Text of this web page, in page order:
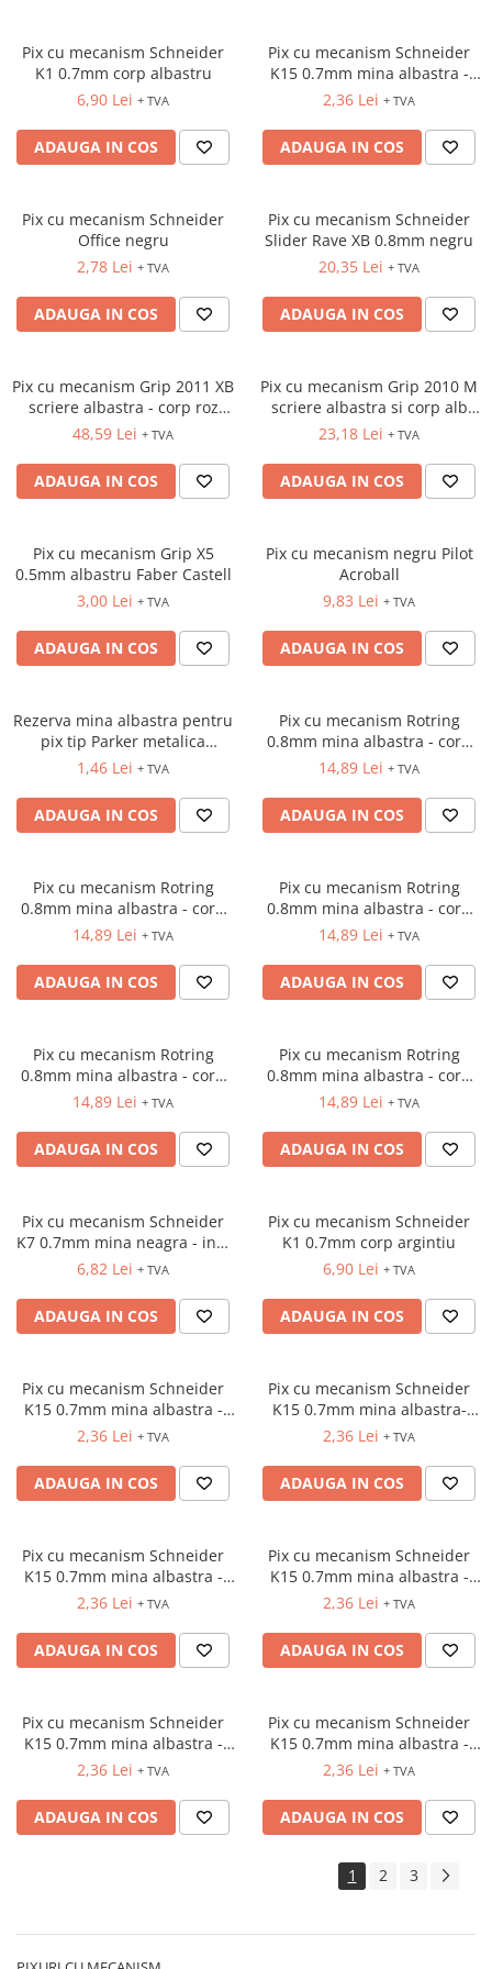
PLICURI PENTRU CORESPONDENTA,
DOCUMENTE & SPECIALE
ETICHETE AUTOADEZIVE
CUBURI DIN HARTIE & CUBURI
NOTES
PERFORATOARE
CAPSATOARE & DECAPSATOARE
CAPSE & SUPORTURI
TAVITE & SUPORT PENTRU
SUPORT ACCESORII PENTRU SCRIS
BANDA ADEZIVA & DISPENCERE
FOARFECI
CUTTERE
TUS/TUSIRE & STAMPILE
INSTRUMENTE DE SCRIS &
CORECTURA
INSTRUMENTE DE SCRIS DE
CALITATE SUPERIOARA
PIXURI CU MECANISM
PIXURI FARA MECANISM
MARKERE CU VOPSEA
MARKERE SPECIALE
TEXTMARKERE
CREIOANE MECANICE & REZERVE
CREIOANE CLASICE & ASCUTITORI
INSTRUMENTE PENTRU
COMUNICARE & PREZENTARE
FLIPCHART
SISTEME DE AFISARE SI DE
PREZENTARE
TABLE DE CONFERINTA
VIDEOPROIECTOARE
ECRANE DE PROTECTIE SI
ACCESORII PENTRU TABLE SI
ECUSOANE
TEHNICA DE BIROU
Pix cu mecanism Schneider
K1 0.7mm corp albastru
6,90 Lei + TVA
ADAUGA IN COS
Pix cu mecanism Schneider
K15 0.7mm mina albastra -
corp negru
2,36 Lei + TVA
ADAUGA IN COS
Pix cu mecanism Schneider
Office negru
2,78 Lei + TVA
ADAUGA IN COS
Pix cu mecanism Schneider
Slider Rave XB 0.8mm negru
20,35 Lei + TVA
ADAUGA IN COS
Pix cu mecanism Grip 2011 XB
scriere albastra - corp roz
sidef Faber Castell
48,59 Lei + TVA
ADAUGA IN COS
Pix cu mecanism Grip 2010 M
scriere albastra si corp alb
Faber Castell
23,18 Lei + TVA
ADAUGA IN COS
Pix cu mecanism Grip X5
0.5mm albastru Faber Castell
3,00 Lei + TVA
ADAUGA IN COS
Pix cu mecanism negru Pilot
Acroball
9,83 Lei + TVA
ADAUGA IN COS
Rezerva mina albastra pentru
pix tip Parker metalica
Centrum
1,46 Lei + TVA
ADAUGA IN COS
Pix cu mecanism Rotring
0.8mm mina albastra - corp
portocaliu
14,89 Lei + TVA
ADAUGA IN COS
Pix cu mecanism Rotring
0.8mm mina albastra - corp
verde neon
14,89 Lei + TVA
ADAUGA IN COS
Pix cu mecanism Rotring
0.8mm mina albastra - corp
albastru
14,89 Lei + TVA
ADAUGA IN COS
Pix cu mecanism Rotring
0.8mm mina albastra - corp
alb
14,89 Lei + TVA
ADAUGA IN COS
Pix cu mecanism Rotring
0.8mm mina albastra - corp
negru
14,89 Lei + TVA
ADAUGA IN COS
Pix cu mecanism Schneider
K7 0.7mm mina neagra - inel
negru
6,82 Lei + TVA
ADAUGA IN COS
Pix cu mecanism Schneider
K1 0.7mm corp argintiu
6,90 Lei + TVA
ADAUGA IN COS
Pix cu mecanism Schneider
K15 0.7mm mina albastra -
corp albastru
2,36 Lei + TVA
ADAUGA IN COS
Pix cu mecanism Schneider
K15 0.7mm mina albastra-
corp rosu
2,36 Lei + TVA
ADAUGA IN COS
Pix cu mecanism Schneider
K15 0.7mm mina albastra -
corp verde
2,36 Lei + TVA
ADAUGA IN COS
Pix cu mecanism Schneider
K15 0.7mm mina albastra -
corp galben
2,36 Lei + TVA
ADAUGA IN COS
Pix cu mecanism Schneider
K15 0.7mm mina albastra -
corp alb
2,36 Lei + TVA
ADAUGA IN COS
Pix cu mecanism Schneider
K15 0.7mm mina albastra -
corp roz
2,36 Lei + TVA
ADAUGA IN COS
1 2 3